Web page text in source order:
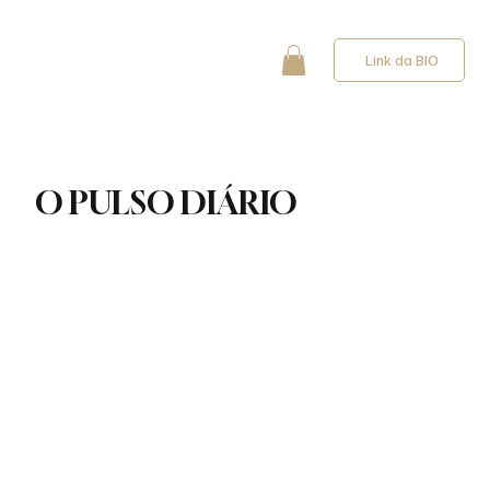
Link da BIO
O PULSO DIÁRIO